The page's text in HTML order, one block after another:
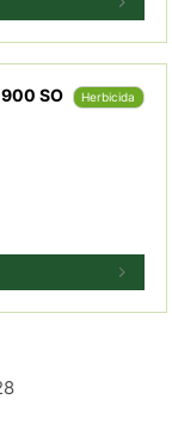
900 SO
Herbicida